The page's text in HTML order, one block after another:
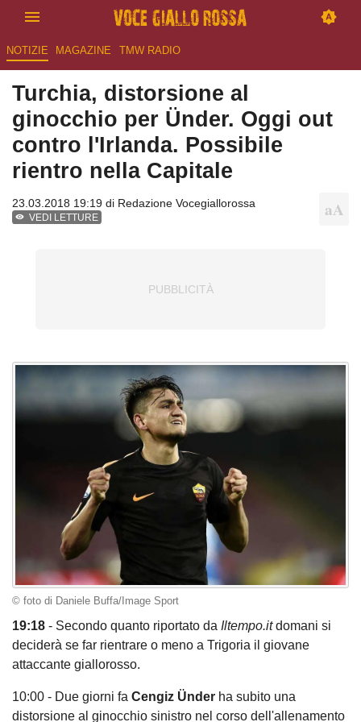
NOTIZIE MAGAZINE TMW RADIO
Turchia, distorsione al
ginocchio per Ünder. Oggi out
contro l'Irlanda. Possibile
rientro nella Capitale
23.03.2018 19:19 di Redazione Vocegiallorossa
VEDI LETTURE
© foto di Daniele Buffa/Image Sport
19:18 - Secondo quanto riportato da Iltempo.itdomani si
deciderà se far rientrare o meno a Trigoria il giovane
attaccante giallorosso.
10:00 - Due giorni fa Cengiz Ünder ha subito una
distorsione al ginocchio sinistro nel corso dell'allenamento